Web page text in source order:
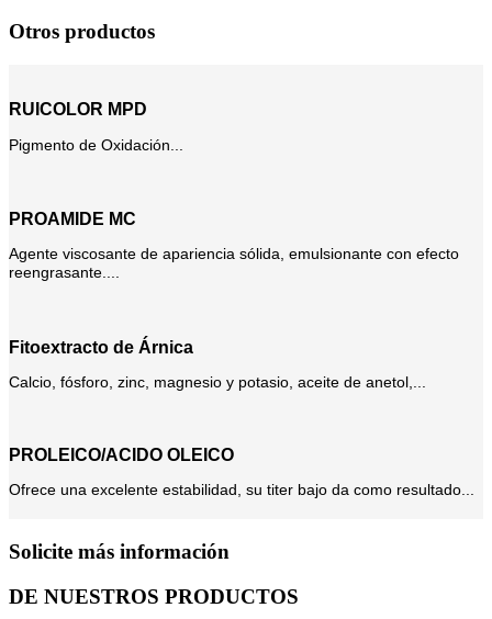
Otros productos
RUICOLOR MPD
Pigmento de Oxidación...
PROAMIDE MC
Agente viscosante de apariencia sólida, emulsionante con efecto
reengrasante....
Fitoextracto de Árnica
Calcio, fósforo, zinc, magnesio y potasio, aceite de anetol,...
PROLEICO/ACIDO OLEICO
Ofrece una excelente estabilidad, su titer bajo da como resultado...
Solicite más información
DE NUESTROS PRODUCTOS